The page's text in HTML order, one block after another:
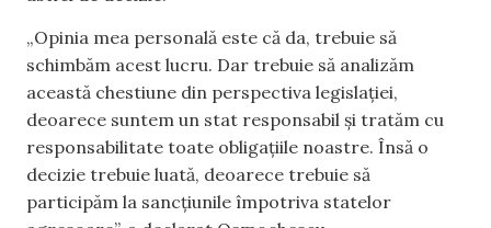
„Opinia mea personală este că da, trebuie să
schimbăm acest lucru. Dar trebuie să analizăm
această chestiune din perspectiva legislației,
deoarece suntem un stat responsabil și tratăm cu
responsabilitate toate obligațiile noastre. Însă o
decizie trebuie luată, deoarece trebuie să
participăm la sancțiunile împotriva statelor